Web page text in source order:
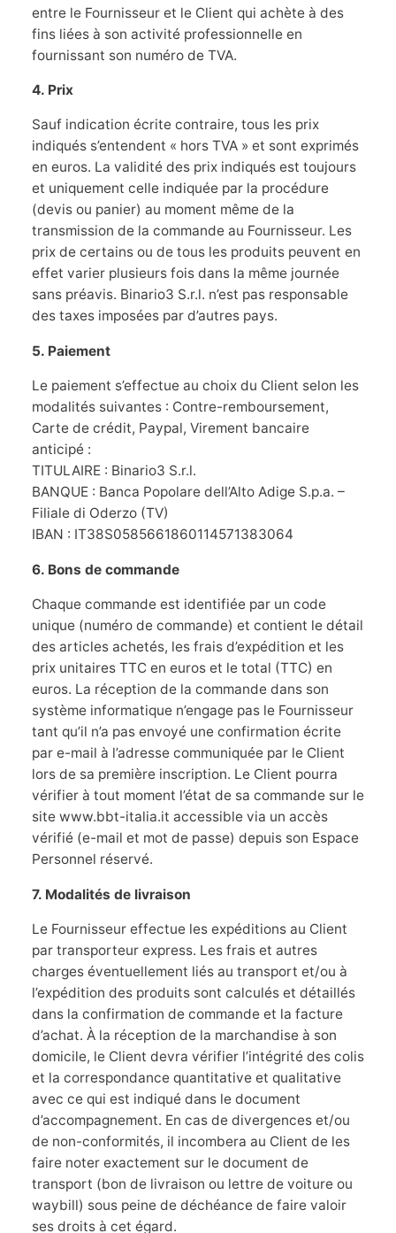
entre le Fournisseur et le Client qui achète à des
fins liées à son activité professionnelle en
fournissant son numéro de TVA.
4. Prix
Sauf indication écrite contraire, tous les prix
indiqués s’entendent « hors TVA » et sont exprimés
en euros. La validité des prix indiqués est toujours
et uniquement celle indiquée par la procédure
(devis ou panier) au moment même de la
transmission de la commande au Fournisseur. Les
prix de certains ou de tous les produits peuvent en
effet varier plusieurs fois dans la même journée
sans préavis. Binario3 S.r.l. n’est pas responsable
des taxes imposées par d’autres pays.
5. Paiement
Le paiement s’effectue au choix du Client selon les
modalités suivantes : Contre-remboursement,
Carte de crédit, Paypal, Virement bancaire
anticipé :
TITULAIRE : Binario3 S.r.l.
BANQUE : Banca Popolare dell’Alto Adige S.p.a. –
Filiale di Oderzo (TV)
IBAN : IT38S0585661860114571383064
6. Bons de commande
Chaque commande est identifiée par un code
unique (numéro de commande) et contient le détail
des articles achetés, les frais d’expédition et les
prix unitaires TTC en euros et le total (TTC) en
euros. La réception de la commande dans son
système informatique n’engage pas le Fournisseur
tant qu’il n’a pas envoyé une confirmation écrite
par e-mail à l’adresse communiquée par le Client
lors de sa première inscription. Le Client pourra
vérifier à tout moment l’état de sa commande sur le
site www.bbt-italia.it accessible via un accès
vérifié (e-mail et mot de passe) depuis son Espace
Personnel réservé.
7. Modalités de livraison
Le Fournisseur effectue les expéditions au Client
par transporteur express. Les frais et autres
charges éventuellement liés au transport et/ou à
l’expédition des produits sont calculés et détaillés
dans la confirmation de commande et la facture
d’achat. À la réception de la marchandise à son
domicile, le Client devra vérifier l’intégrité des colis
et la correspondance quantitative et qualitative
avec ce qui est indiqué dans le document
d’accompagnement. En cas de divergences et/ou
de non-conformités, il incombera au Client de les
faire noter exactement sur le document de
transport (bon de livraison ou lettre de voiture ou
waybill) sous peine de déchéance de faire valoir
ses droits à cet égard.